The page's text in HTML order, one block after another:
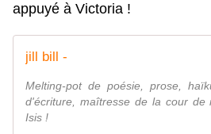
appuyé à Victoria !
jill bill -
Melting-pot de poésie, prose,
d'écriture, maîtresse de la cour
Isis !